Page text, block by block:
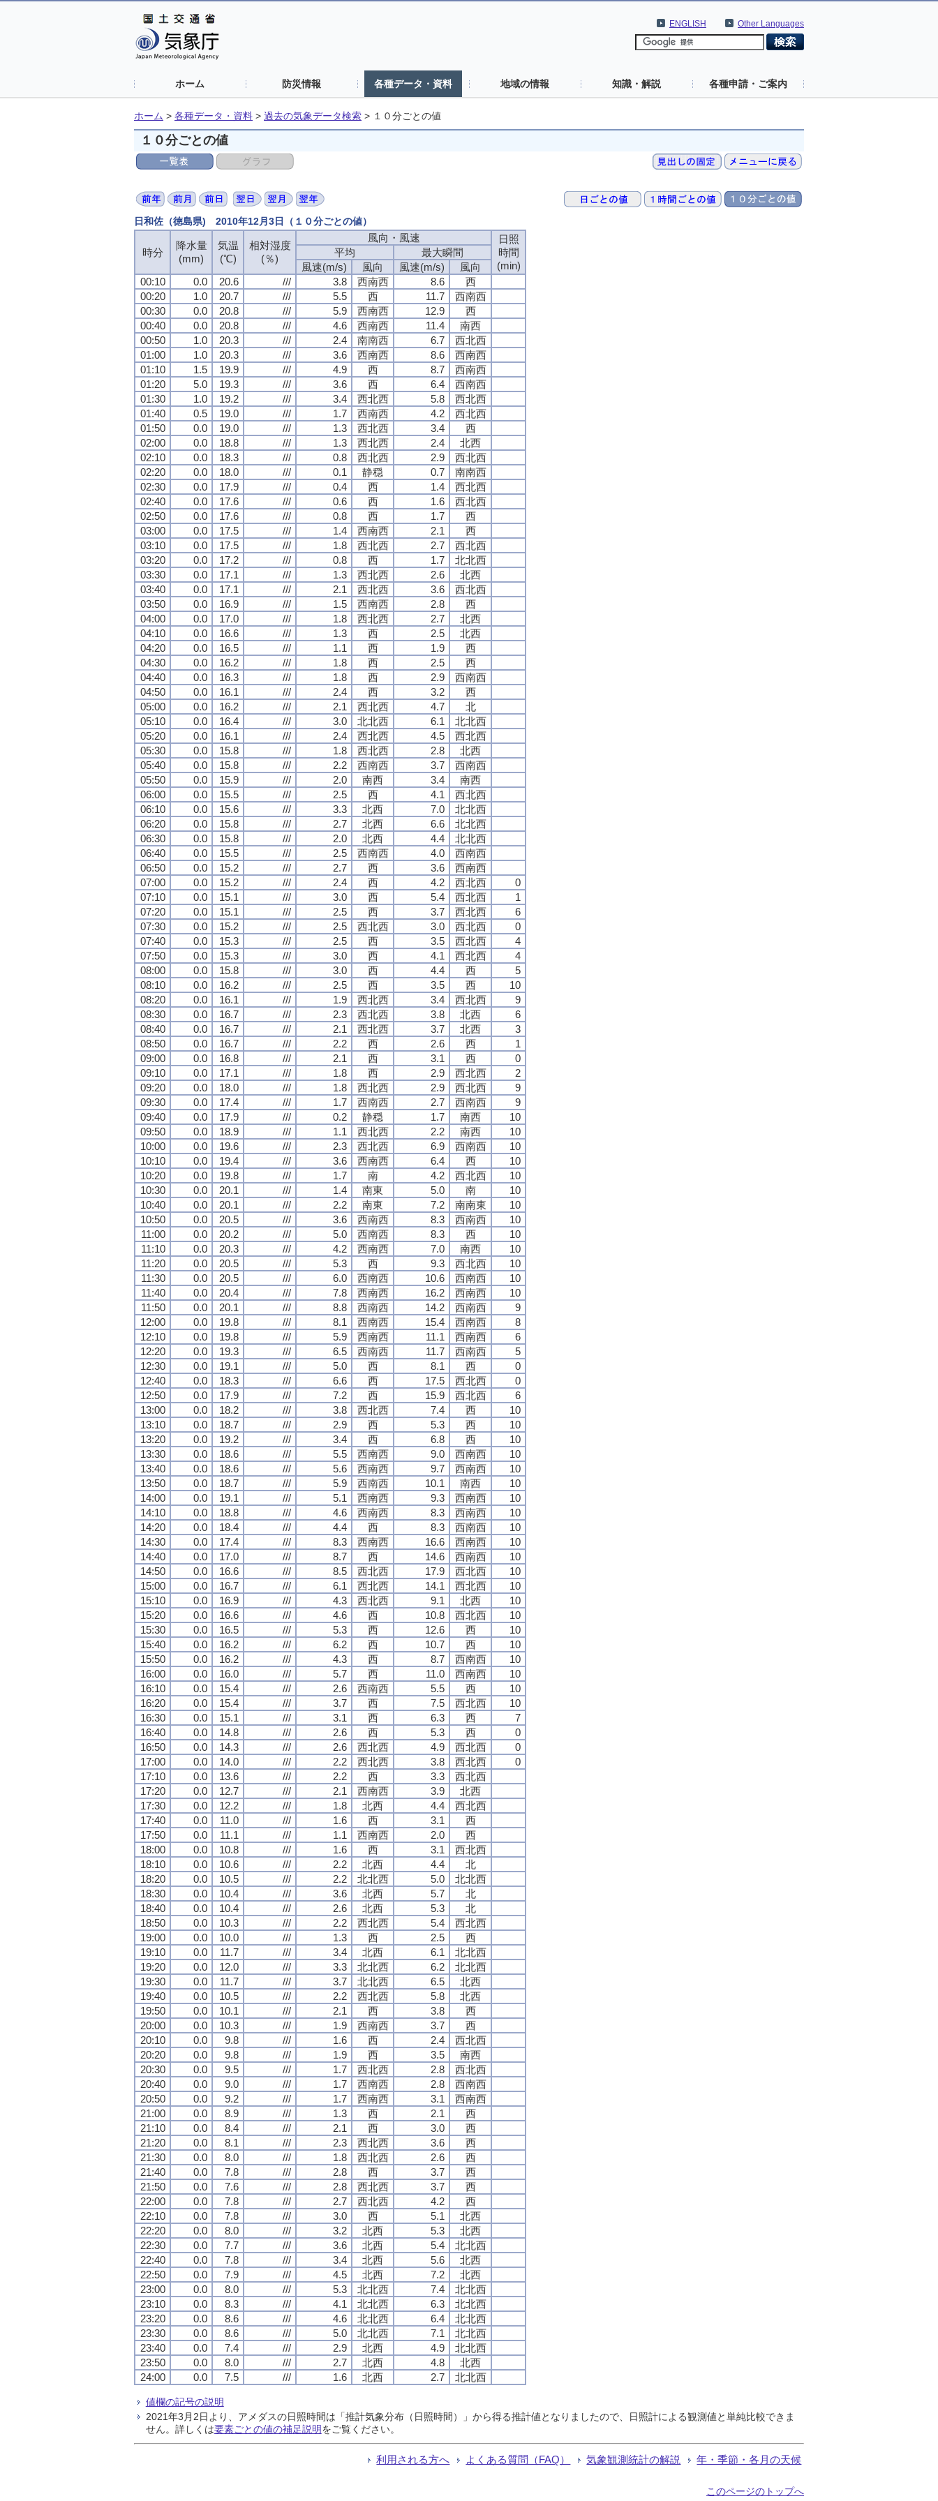
Other Languages
ENGLISH
ホーム 防災情報 各種データ・資料 地域の情報 知識・解説 各種申請・ご案内
ホーム > 各種データ・資料 > 過去の気象データ検索 > １０分ごとの値
１０分ごとの値
日和佐（徳島県) 2010年12月3日（１０分ごとの値）
時分
降水量
(mm)
気温
(℃)
相対湿度
(％)
風向・風速
日照
時間
(min)
平均
最大瞬間
風速(m/s)
風向 風速(m/s)
風向
00:10
0.0 20.6 /// 3.8 西南西 8.6
西
00:20
1.0 20.7 /// 5.5 西 11.7
西南西
00:30
0.0 20.8 /// 5.9 西南西 12.9
西
00:40
0.0 20.8 /// 4.6 西南西 11.4
南西
00:50
1.0 20.3 /// 2.4 南南西 6.7
西北西
01:00
1.0 20.3 /// 3.6 西南西 8.6
西南西
01:10
1.5 19.9 /// 4.9 西 8.7
西南西
01:20
5.0 19.3 /// 3.6 西 6.4
西南西
01:30
1.0 19.2 /// 3.4 西北西 5.8
西北西
01:40
0.5 19.0 /// 1.7 西南西 4.2
西北西
01:50
0.0 19.0 /// 1.3 西北西 3.4
西
02:00
0.0 18.8 /// 1.3 西北西 2.4
北西
02:10
0.0 18.3 /// 0.8 西北西 2.9
西北西
02:20
0.0 18.0 /// 0.1 静穏 0.7
南南西
02:30
0.0 17.9 /// 0.4 西 1.4
西北西
02:40
0.0 17.6 /// 0.6 西 1.6
西北西
02:50
0.0 17.6 /// 0.8 西 1.7
西
03:00
0.0 17.5 /// 1.4 西南西 2.1
西
03:10
0.0 17.5 /// 1.8 西北西 2.7
西北西
03:20
0.0 17.2 /// 0.8 西 1.7
北北西
03:30
0.0 17.1 /// 1.3 西北西 2.6
北西
03:40
0.0 17.1 /// 2.1 西北西 3.6
西北西
03:50
0.0 16.9 /// 1.5 西南西 2.8
西
04:00
0.0 17.0 /// 1.8 西北西 2.7
北西
04:10
0.0 16.6 /// 1.3 西 2.5
北西
04:20
0.0 16.5 /// 1.1 西 1.9
西
04:30
0.0 16.2 /// 1.8 西 2.5
西
04:40
0.0 16.3 /// 1.8 西 2.9
西南西
04:50
0.0 16.1 /// 2.4 西 3.2
西
05:00
0.0 16.2 /// 2.1 西北西 4.7
北
05:10
0.0 16.4 /// 3.0 北北西 6.1
北北西
05:20
0.0 16.1 /// 2.4 西北西 4.5
西北西
05:30
0.0 15.8 /// 1.8 西北西 2.8
北西
05:40
0.0 15.8 /// 2.2 西南西 3.7
西南西
05:50
0.0 15.9 /// 2.0 南西 3.4
南西
06:00
0.0 15.5 /// 2.5 西 4.1
西北西
06:10
0.0 15.6 /// 3.3 北西 7.0
北北西
06:20
0.0 15.8 /// 2.7 北西 6.6
北北西
06:30
0.0 15.8 /// 2.0 北西 4.4
北北西
06:40
0.0 15.5 /// 2.5 西南西 4.0
西南西
06:50
0.0 15.2 /// 2.7 西 3.6
西南西
07:00
0.0 15.2 /// 2.4 西 4.2 西北西
0
07:10
0.0 15.1 /// 3.0 西 5.4 西北西
1
07:20
0.0 15.1 /// 2.5 西 3.7 西北西
6
07:30
0.0 15.2 /// 2.5 西北西 3.0 西北西
0
07:40
0.0 15.3 /// 2.5 西 3.5 西北西
4
07:50
0.0 15.3 /// 3.0 西 4.1 西北西
4
08:00
0.0 15.8 /// 3.0 西 4.4 西
5
08:10
0.0 16.2 /// 2.5 西 3.5 西
10
08:20
0.0 16.1 /// 1.9 西北西 3.4 西北西
9
08:30
0.0 16.7 /// 2.3 西北西 3.8 北西
6
08:40
0.0 16.7 /// 2.1 西北西 3.7 北西
3
08:50
0.0 16.7 /// 2.2 西 2.6 西
1
09:00
0.0 16.8 /// 2.1 西 3.1 西
0
09:10
0.0 17.1 /// 1.8 西 2.9 西北西
2
09:20
0.0 18.0 /// 1.8 西北西 2.9 西北西
9
09:30
0.0 17.4 /// 1.7 西南西 2.7 西南西
9
09:40
0.0 17.9 /// 0.2 静穏 1.7 南西
10
09:50
0.0 18.9 /// 1.1 西北西 2.2 南西
10
10:00
0.0 19.6 /// 2.3 西北西 6.9 西南西
10
10:10
0.0 19.4 /// 3.6 西南西 6.4 西
10
10:20
0.0 19.8 /// 1.7 南 4.2 西北西
10
10:30
0.0 20.1 /// 1.4 南東 5.0 南
10
10:40
0.0 20.1 /// 2.2 南東 7.2 南南東
10
10:50
0.0 20.5 /// 3.6 西南西 8.3 西南西
10
11:00
0.0 20.2 /// 5.0 西南西 8.3 西
10
11:10
0.0 20.3 /// 4.2 西南西 7.0 南西
10
11:20
0.0 20.5 /// 5.3 西 9.3 西北西
10
11:30
0.0 20.5 /// 6.0 西南西 10.6 西南西
10
11:40
0.0 20.4 /// 7.8 西南西 16.2 西南西
10
11:50
0.0 20.1 /// 8.8 西南西 14.2 西南西
9
12:00
0.0 19.8 /// 8.1 西南西 15.4 西南西
8
12:10
0.0 19.8 /// 5.9 西南西 11.1 西南西
6
12:20
0.0 19.3 /// 6.5 西南西 11.7 西南西
5
12:30
0.0 19.1 /// 5.0 西 8.1 西
0
12:40
0.0 18.3 /// 6.6 西 17.5 西北西
0
12:50
0.0 17.9 /// 7.2 西 15.9 西北西
6
13:00
0.0 18.2 /// 3.8 西北西 7.4 西
10
13:10
0.0 18.7 /// 2.9 西 5.3 西
10
13:20
0.0 19.2 /// 3.4 西 6.8 西
10
13:30
0.0 18.6 /// 5.5 西南西 9.0 西南西
10
13:40
0.0 18.6 /// 5.6 西南西 9.7 西南西
10
13:50
0.0 18.7 /// 5.9 西南西 10.1 南西
10
14:00
0.0 19.1 /// 5.1 西南西 9.3 西南西
10
14:10
0.0 18.8 /// 4.6 西南西 8.3 西南西
10
14:20
0.0 18.4 /// 4.4 西 8.3 西南西
10
14:30
0.0 17.4 /// 8.3 西南西 16.6 西南西
10
14:40
0.0 17.0 /// 8.7 西 14.6 西南西
10
14:50
0.0 16.6 /// 8.5 西北西 17.9 西北西
10
15:00
0.0 16.7 /// 6.1 西北西 14.1 西北西
10
15:10
0.0 16.9 /// 4.3 西北西 9.1 北西
10
15:20
0.0 16.6 /// 4.6 西 10.8 西北西
10
15:30
0.0 16.5 /// 5.3 西 12.6 西
10
15:40
0.0 16.2 /// 6.2 西 10.7 西
10
15:50
0.0 16.2 /// 4.3 西 8.7 西南西
10
16:00
0.0 16.0 /// 5.7 西 11.0 西南西
10
16:10
0.0 15.4 /// 2.6 西南西 5.5 西
10
16:20
0.0 15.4 /// 3.7 西 7.5 西北西
10
16:30
0.0 15.1 /// 3.1 西 6.3 西
7
16:40
0.0 14.8 /// 2.6 西 5.3 西
0
16:50
0.0 14.3 /// 2.6 西北西 4.9 西北西
0
17:00
0.0 14.0 /// 2.2 西北西 3.8 西北西
0
17:10
0.0 13.6 /// 2.2 西 3.3
西北西
17:20
0.0 12.7 /// 2.1 西南西 3.9
北西
17:30
0.0 12.2 /// 1.8 北西 4.4
西北西
17:40
0.0 11.0 /// 1.6 西 3.1
西
17:50
0.0 11.1 /// 1.1 西南西 2.0
西
18:00
0.0 10.8 /// 1.6 西 3.1
西北西
18:10
0.0 10.6 /// 2.2 北西 4.4
北
18:20
0.0 10.5 /// 2.2 北北西 5.0
北北西
18:30
0.0 10.4 /// 3.6 北西 5.7
北
18:40
0.0 10.4 /// 2.6 北西 5.3
北
18:50
0.0 10.3 /// 2.2 西北西 5.4
西北西
19:00
0.0 10.0 /// 1.3 西 2.5
西
19:10
0.0 11.7 /// 3.4 北西 6.1
北北西
19:20
0.0 12.0 /// 3.3 北北西 6.2
北北西
19:30
0.0 11.7 /// 3.7 北北西 6.5
北西
19:40
0.0 10.5 /// 2.2 西北西 5.8
北西
19:50
0.0 10.1 /// 2.1 西 3.8
西
20:00
0.0 10.3 /// 1.9 西南西 3.7
西
20:10
0.0 9.8 /// 1.6 西 2.4
西北西
20:20
0.0 9.8 /// 1.9 西 3.5
南西
20:30
0.0 9.5 /// 1.7 西北西 2.8
西北西
20:40
0.0 9.0 /// 1.7 西南西 2.8
西南西
20:50
0.0 9.2 /// 1.7 西南西 3.1
西南西
21:00
0.0 8.9 /// 1.3 西 2.1
西
21:10
0.0 8.4 /// 2.1 西 3.0
西
21:20
0.0 8.1 /// 2.3 西北西 3.6
西
21:30
0.0 8.0 /// 1.8 西北西 2.6
西
21:40
0.0 7.8 /// 2.8 西 3.7
西
21:50
0.0 7.6 /// 2.8 西北西 3.7
西
22:00
0.0 7.8 /// 2.7 西北西 4.2
西
22:10
0.0 7.8 /// 3.0 西 5.1
北西
22:20
0.0 8.0 /// 3.2 北西 5.3
北西
22:30
0.0 7.7 /// 3.6 北西 5.4
北北西
22:40
0.0 7.8 /// 3.4 北西 5.6
北西
22:50
0.0 7.9 /// 4.5 北西 7.2
北西
23:00
0.0 8.0 /// 5.3 北北西 7.4
北北西
23:10
0.0 8.3 /// 4.1 北北西 6.3
北北西
23:20
0.0 8.6 /// 4.6 北北西 6.4
北北西
23:30
0.0 8.6 /// 5.0 北北西 7.1
北北西
23:40
0.0 7.4 /// 2.9 北西 4.9
北北西
23:50
0.0 8.0 /// 2.7 北西 4.8
北西
24:00
0.0 7.5 /// 1.6 北西 2.7 北北西
値欄の記号の説明
2021年3月2日より、アメダスの日照時間は「推計気象分布（日照時間）」から得る推計値となりましたので、日照計による観測値と単純比較できま
せん。詳しくは要素ごとの値の補足説明をご覧ください。
利用される方へ よくある質問（FAQ） 気象観測統計の解説 年・季節・各月の天候
このページのトップへ